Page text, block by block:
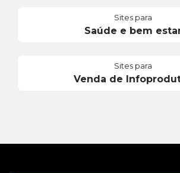
Sites para
Saúde e bem
Sites para
Venda de